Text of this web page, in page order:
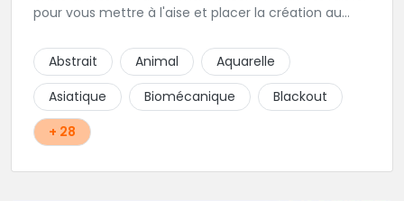
pour vous mettre à l'aise et placer la création au
Abstrait
Animal
Aquarelle
Asiatique
Biomécanique
Blackout
+ 28